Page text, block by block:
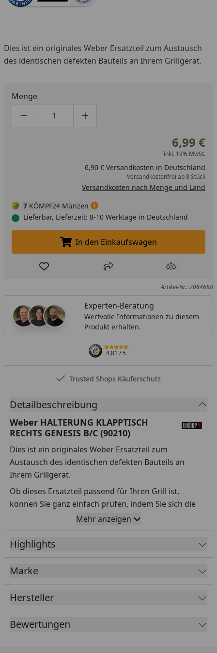
Dies ist ein originales Weber Ersatzteil zum Austausch
des identischen defekten Bauteils an Ihrem Grillgerät.
Menge
Produktmenge um eins verringern
Produktmenge manuell eingeben
Produktmenge um eins erhöhen
6,99 €
inkl. 19% MwSt.
6,90 € Versandkosten in Deutschland
Versandkostenfrei ab 8 Stück
Versandkosten nach Menge und Land
7 KÖMPF24 Münzen
Lieferbar, Lieferzeit: 8-10 Werktage in Deutschland
In den Einkaufswagen legen
In den Einkaufswagen
Produkt zur Wunschliste hinzufügen
Teilen Produkt
Artikel-Nr.: 2084688
Experten-Beratung
Wertvolle Informationen zu diesem
Produkt erhalten.
4,81/ 5
Trusted Shops Käuferschutz
Detailbeschreibung
Weber HALTERUNG KLAPPTISCH
RECHTS GENESIS B/C (90210)
Dies ist ein originales Weber Ersatzteil zum
Austausch des identischen defekten Bauteils an
Ihrem Grillgerät.
Ob dieses Ersatzteil passend für Ihren Grill ist,
können Sie ganz einfach prüfen, indem Sie sich die
Explosionszeichnung Ihres Grills anschauen und dort
das betreffende Teil heraussuchen.
Über die Seriennummer Ihres Grillgeräts kommen Sie
ganz einfach zur passenden Explosionszeichnung.
Geben Sie dafür die Seriennummer
Sollte Ihnen nicht bekannt sein, wo Sie die
Seriennummer finden, klicken Sie bitteHIER.
Mehr anzeigen
Highlights
Marke
Hersteller
Bewertungen